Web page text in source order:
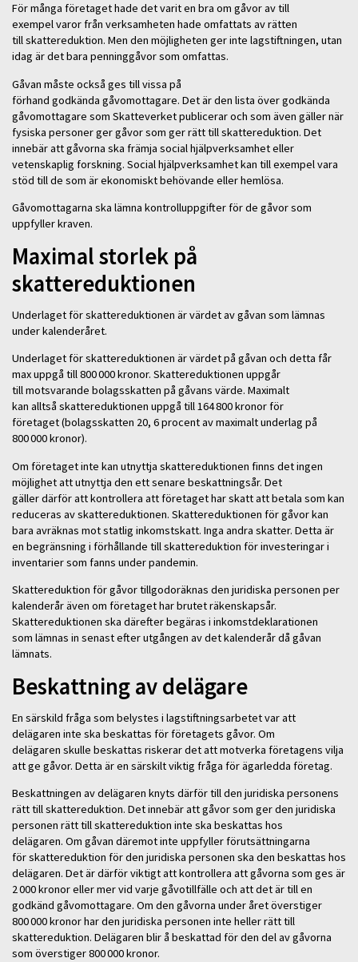
För många företaget hade det varit en bra om gåvor av till
exempel varor från verksamheten hade omfattats av rätten
till skattereduktion. Men den möjligheten ger inte lagstiftningen, utan
idag är det bara penninggåvor som omfattas.
Gåvan måste också ges till vissa på
förhand godkända gåvomottagare. Det är den lista över godkända
gåvomottagare som Skatteverket publicerar och som även gäller när
fysiska personer ger gåvor som ger rätt till skattereduktion. Det
innebär att gåvorna ska främja social hjälpverksamhet eller
vetenskaplig forskning. Social hjälpverksamhet kan till exempel vara
stöd till de som är ekonomiskt behövande eller hemlösa.
Gåvomottagarna ska lämna kontrolluppgifter för de gåvor som
uppfyller kraven.
Maximal storlek på
skattereduktionen
Underlaget för skattereduktionen är värdet av gåvan som lämnas
under kalenderåret.
Underlaget för skattereduktionen är värdet på gåvan och detta får
max uppgå till 800 000 kronor. Skattereduktionen uppgår
till motsvarande bolagsskatten på gåvans värde. Maximalt
kan alltså skattereduktionen uppgå till 164 800 kronor för
företaget (bolagsskatten 20, 6 procent av maximalt underlag på
800 000 kronor).
Om företaget inte kan utnyttja skattereduktionen finns det ingen
möjlighet att utnyttja den ett senare beskattningsår. Det
gäller därför att kontrollera att företaget har skatt att betala som kan
reduceras av skattereduktionen. Skattereduktionen för gåvor kan
bara avräknas mot statlig inkomstskatt. Inga andra skatter. Detta är
en begränsning i förhållande till skattereduktion för investeringar i
inventarier som fanns under pandemin.
Skattereduktion för gåvor tillgodoräknas den juridiska personen per
kalenderår även om företaget har brutet räkenskapsår.
Skattereduktionen ska därefter begäras i inkomstdeklarationen
som lämnas in senast efter utgången av det kalenderår då gåvan
lämnats.
Beskattning av delägare
En särskild fråga som belystes i lagstiftningsarbetet var att
delägaren inte ska beskattas för företagets gåvor. Om
delägaren skulle beskattas riskerar det att motverka företagens vilja
att ge gåvor. Detta är en särskilt viktig fråga för ägarledda företag.
Beskattningen av delägaren knyts därför till den juridiska personens
rätt till skattereduktion. Det innebär att gåvor som ger den juridiska
personen rätt till skattereduktion inte ska beskattas hos
delägaren. Om gåvan däremot inte uppfyller förutsättningarna
för skattereduktion för den juridiska personen ska den beskattas hos
delägaren. Det är därför viktigt att kontrollera att gåvorna som ges är
2 000 kronor eller mer vid varje gåvotillfälle och att det är till en
godkänd gåvomottagare. Om den gåvorna under året överstiger
800 000 kronor har den juridiska personen inte heller rätt till
skattereduktion. Delägaren blir å beskattad för den del av gåvorna
som överstiger 800 000 kronor.